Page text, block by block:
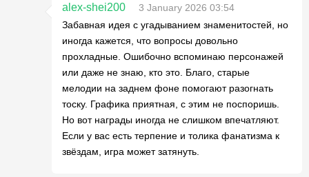
alex-shei200
3 January 2026 03:54
Забавная идея с угадыванием знаменитостей, но
иногда кажется, что вопросы довольно
прохладные. Ошибочно вспоминаю персонажей
или даже не знаю, кто это. Благо, старые
мелодии на заднем фоне помогают разогнать
тоску. Графика приятная, с этим не поспоришь.
Но вот награды иногда не слишком впечатляют.
Если у вас есть терпение и толика фанатизма к
звёздам, игра может затянуть.